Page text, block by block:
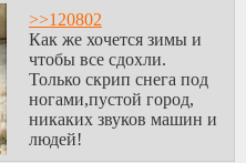
>>120802
Как же хочется зимы и
чтобы все сдохли.
Только скрип снега под
ногами,пустой город,
никаких звуков машин и
людей!